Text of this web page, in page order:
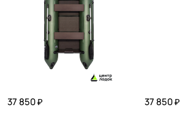
37 850 ₽
37 850 ₽